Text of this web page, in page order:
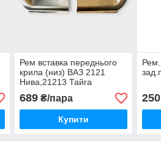
Рем вставка переднього
крила (низ) ВАЗ 2121
Нива,21213 Тайга
права+ліва
689₴/пара
Купити
250